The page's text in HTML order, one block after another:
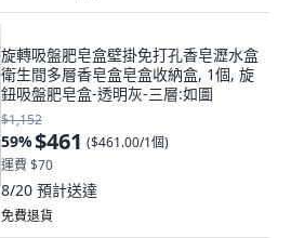
旋轉吸盤肥皂盒壁掛免打孔香皂瀝水盒
衛生間多層香皂盒皂盒收納盒, 1個, 旋
鈕吸盤肥皂盒-透明灰-三層:如圖
$1,152
59%$461 ($461.00/1個)
運費 $70
8/20 預計送達
免費退貨